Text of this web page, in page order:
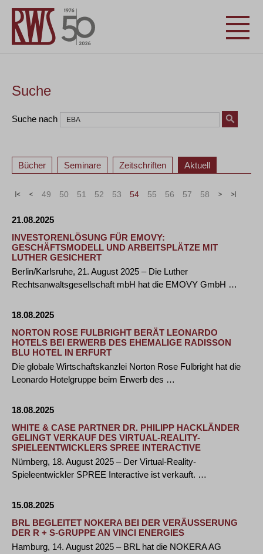
Suche
Suche nach
Bücher Seminare Zeitschriften Aktuell
« < 49 50 51 52 53 54 55 56 57 58 > »
21.08.2025
INVESTORENLÖSUNG FÜR EMOVY:
GESCHÄFTSMODELL UND ARBEITSPLÄTZE MIT
LUTHER GESICHERT
Berlin/Karlsruhe, 21. August 2025 – Die Luther
Rechtsanwaltsgesellschaft mbH hat die EMOVY GmbH …
18.08.2025
NORTON ROSE FULBRIGHT BERÄT LEONARDO
HOTELS BEI ERWERB DES EHEMALIGE RADISSON
BLU HOTEL IN ERFURT
Die globale Wirtschaftskanzlei Norton Rose Fulbright hat die
Leonardo Hotelgruppe beim Erwerb des …
18.08.2025
WHITE & CASE PARTNER DR. PHILIPP HACKLÄNDER
GELINGT VERKAUF DES VIRTUAL-REALITY-
SPIELEENTWICKLERS SPREE INTERACTIVE
Nürnberg, 18. August 2025 – Der Virtual-Reality-
Spieleentwickler SPREE Interactive ist verkauft. …
15.08.2025
BRL BEGLEITET NOKERA BEI DER VERÄUSSERUNG D
ER R + S-GRUPPE AN VINCI ENERGIES
Hamburg, 14. August 2025 – BRL hat die NOKERA AG